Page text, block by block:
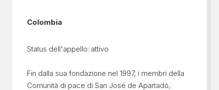
Colombia
Status dell'appello: attivo
Fin dalla sua fondazione nel 1997, i membri della
Comunità di pace di San José de Apartadό,